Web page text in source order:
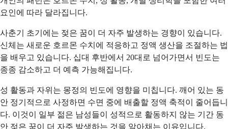
요인에 따라 달라집니다.
사춘기 초기에는 젖은 꿈이 더 자주 발생하는 경향이 있습니다.
신체는 새로운 호르몬 수치에 적응하고 정액 생산을 조절하는 법
을 배우고 있습니다. 십대 후반에서 20대로 넘어가면서 빈도는
종종 감소하고 더 예측 가능해집니다.
성 활동과 자위는 몽정의 빈도에 영향을 미칩니다. 깨어 있는 동
안 정기적으로 사정하면 수면 중에 배출할 정액 축적이 줄어듭니
다. 이것이 일부 젊은 남성들이 성적으로 활동하지 않는 기간 동
안 젖은 꿈이 더 자주 발생하는 것을 알아채는 이유입니다.